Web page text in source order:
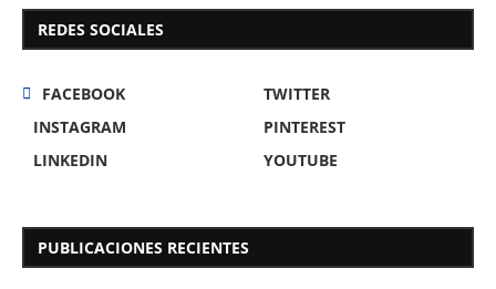
REDES SOCIALES
FACEBOOK
TWITTER
INSTAGRAM
PINTEREST
LINKEDIN
YOUTUBE
PUBLICACIONES RECIENTES